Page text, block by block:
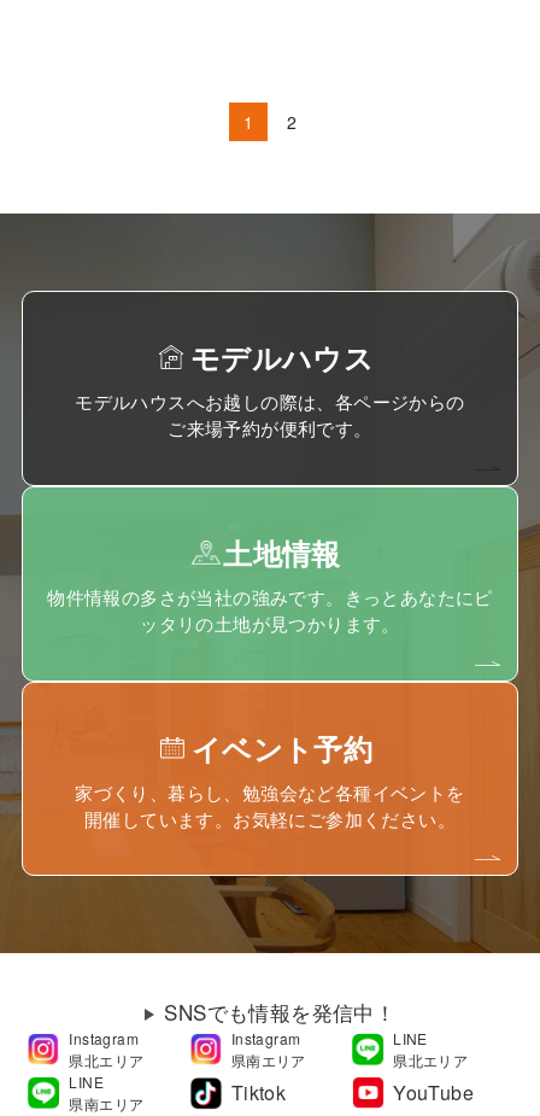
1 2
モデルハウス
モデルハウスへお越しの際は、各ページからの
ご来場予約が便利です。
土地情報
物件情報の多さが当社の強みです。きっとあなたにピ
ッタリの土地が見つかります。
イベント予約
家づくり、暮らし、勉強会など各種イベントを
開催しています。お気軽にご参加ください。
SNSでも情報を発信中！
Instagram
県北エリア
Instagram
県南エリア
LINE
県北エリア
LINE
県南エリア
Tiktok YouTube